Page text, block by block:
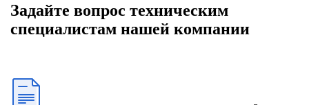
Задайте вопрос техническим
специалистам нашей компании